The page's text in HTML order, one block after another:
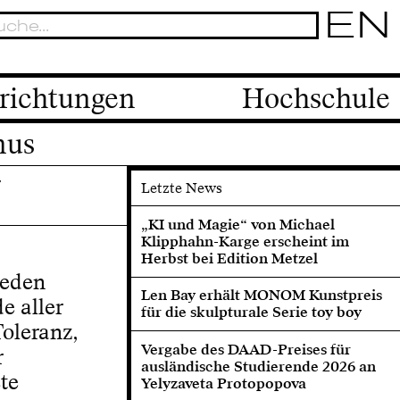
EN
Hochschule
aller
Letzte News
„KI und Magie“ von Michael
Klipphahn-Karge erscheint im
Herbst bei Edition Metzel
Len Bay erhält MONOM Kunstpreis
für die skulpturale Serie toy boy
Vergabe des DAAD-Preises für
ausländische Studierende 2026 an
Yelyzaveta Protopopova